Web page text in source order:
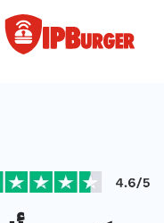
المحتوى